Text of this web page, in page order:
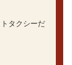
タクシーだ